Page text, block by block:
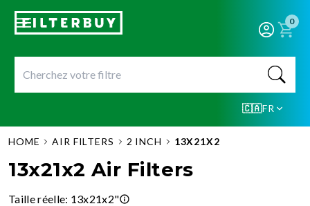
0
🇨🇦FR
HOME AIR FILTERS 2 INCH 13X21X2
13x21x2 Air Filters
Taille réelle: 13x21x2"